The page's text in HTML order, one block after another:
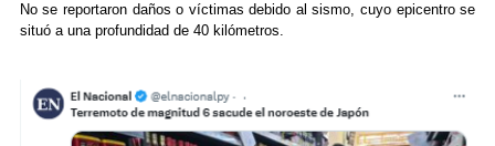
No se reportaron daños o víctimas debido al sismo, cuyo epicentro se
situó a una profundidad de 40 kilómetros.